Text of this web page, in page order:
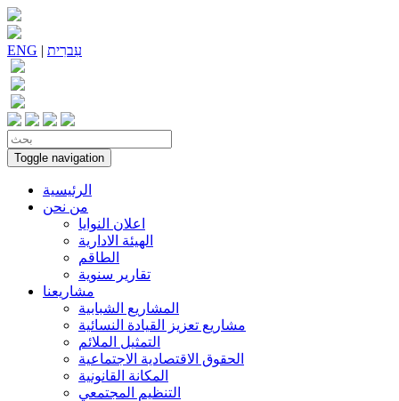
ENG | עִברִית
Toggle navigation
الرئيسية
من نحن
اعلان النوايا
الهيئة الادارية
الطاقم
تقارير سنوية
مشاريعنا
المشاريع الشبابية
مشاريع تعزيز القيادة النسائية
التمثيل الملائم
الحقوق الاقتصادية الاجتماعية
المكانة القانونية
التنظيم المجتمعي